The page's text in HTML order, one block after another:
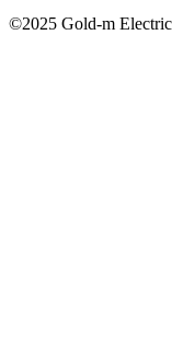
©2025 Gold-m Electric